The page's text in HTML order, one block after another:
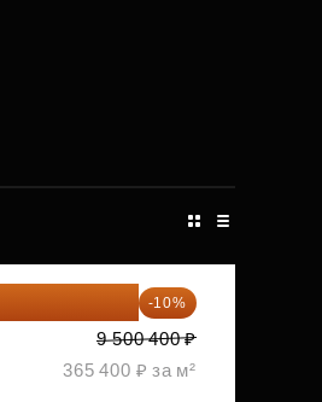
-10%
9 500 400 ₽
365 400 ₽ за м²